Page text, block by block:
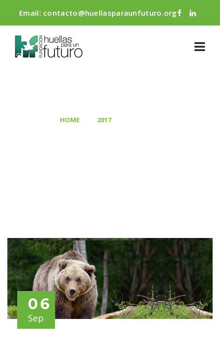
Email: contacto@huellasparaunfuturo.org
HOME 2017
06
Sep